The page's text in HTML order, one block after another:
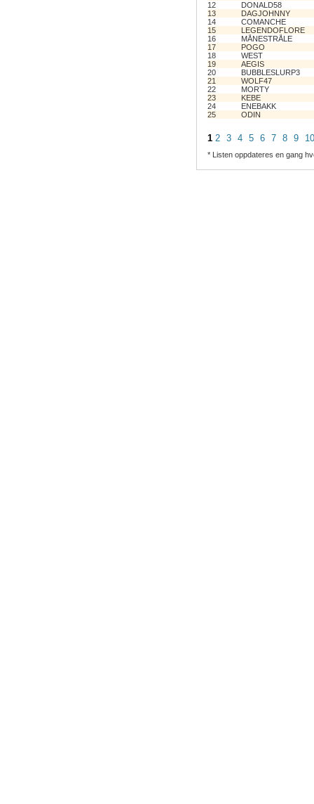
12
DONALD58
13
DAGJOHNNY
14
COMANCHE
15
LEGENDOFLORE
16
MÅNESTRÅLE
17
POGO
18
WEST
19
AEGIS
20
BUBBLESLURP3
21
WOLF47
22
MORTY
23
KEBE
24
ENEBAKK
25
ODIN
1 2 3 4 5 6 7 8 9 10
* Listen oppdateres en gang